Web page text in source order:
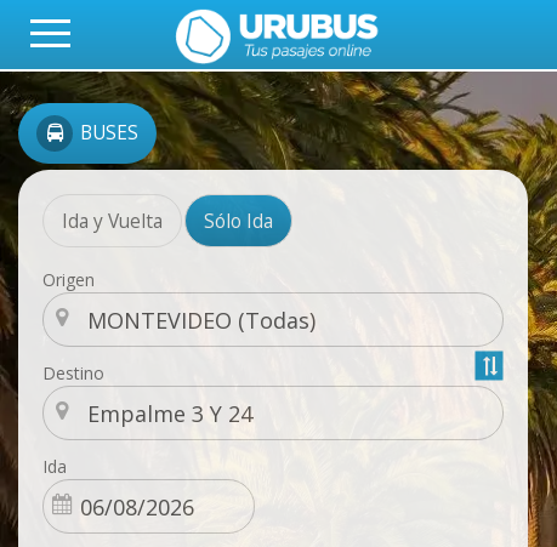
BUSES
Ida y Vuelta Sólo Ida
Origen
Destino
Ida